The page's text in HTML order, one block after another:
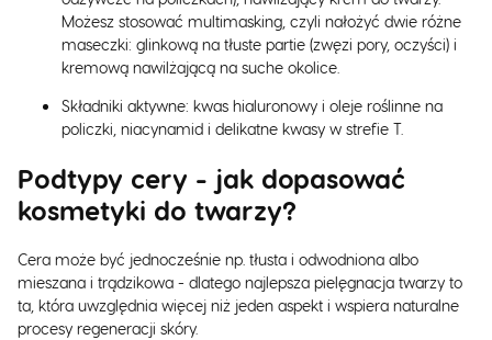
Możesz stosować multimasking, czyli nałożyć dwie różne
maseczki: glinkową na tłuste partie (zwęzi pory, oczyści) i
kremową nawilżającą na suche okolice.
Składniki aktywne: kwas hialuronowy i oleje roślinne na
policzki, niacynamid i delikatne kwasy w strefie T.
Podtypy cery - jak dopasować
kosmetyki do twarzy?
Cera może być jednocześnie np. tłusta i odwodniona albo
mieszana i trądzikowa - dlatego najlepsza pielęgnacja twarzy to
ta, która uwzględnia więcej niż jeden aspekt i wspiera naturalne
procesy regeneracji skóry.